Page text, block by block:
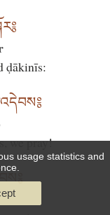
ḍākinīs:
we pray!
usage statistics and